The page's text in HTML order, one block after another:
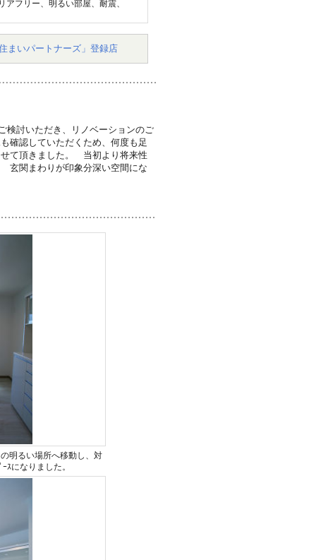
アフリー、明るい部屋、耐震、
まいパートナーズ」登録店
検討いただき、リノベーションのご
確認していただくため、何度も足
て頂きました。 当初より将来性
玄関まわりが印象分深い空間にな
明るい場所へ移動し、対
ｽになりました。